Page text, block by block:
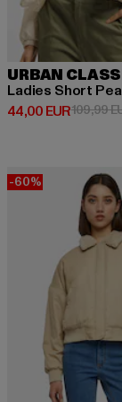
URBAN
Ladies Short
44,00 EUR
Derzeitiger Preis:
109,99
-60%